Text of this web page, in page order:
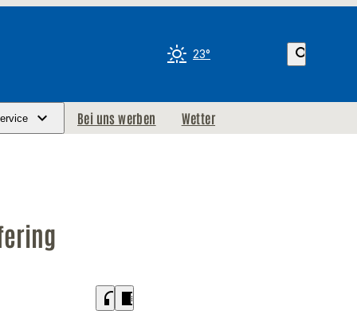
23° search
Bei uns werben Wetter
headphones chrome_reader_mode